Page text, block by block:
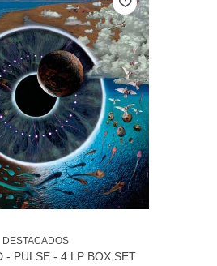
DESTACADOS
- PULSE - 4 LP BOX SET